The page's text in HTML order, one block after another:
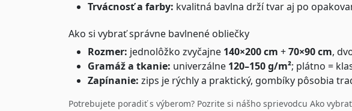
Trvácnosť a farby: kvalitná bavlna drží tvar aj po
Ako si vybrať správne bavlnené obliečky
Rozmer: jednolôžko zvyčajne 140×200 cm +70×90 cm,
Gramáž a tkanie: univerzálne 120–150 g/m²; plátno =
Zapínanie: zips je rýchly a praktický, gombíky pôsobia
Potrebujete poradiť s výberom? Pozrite si nášho sprievodcu Ako